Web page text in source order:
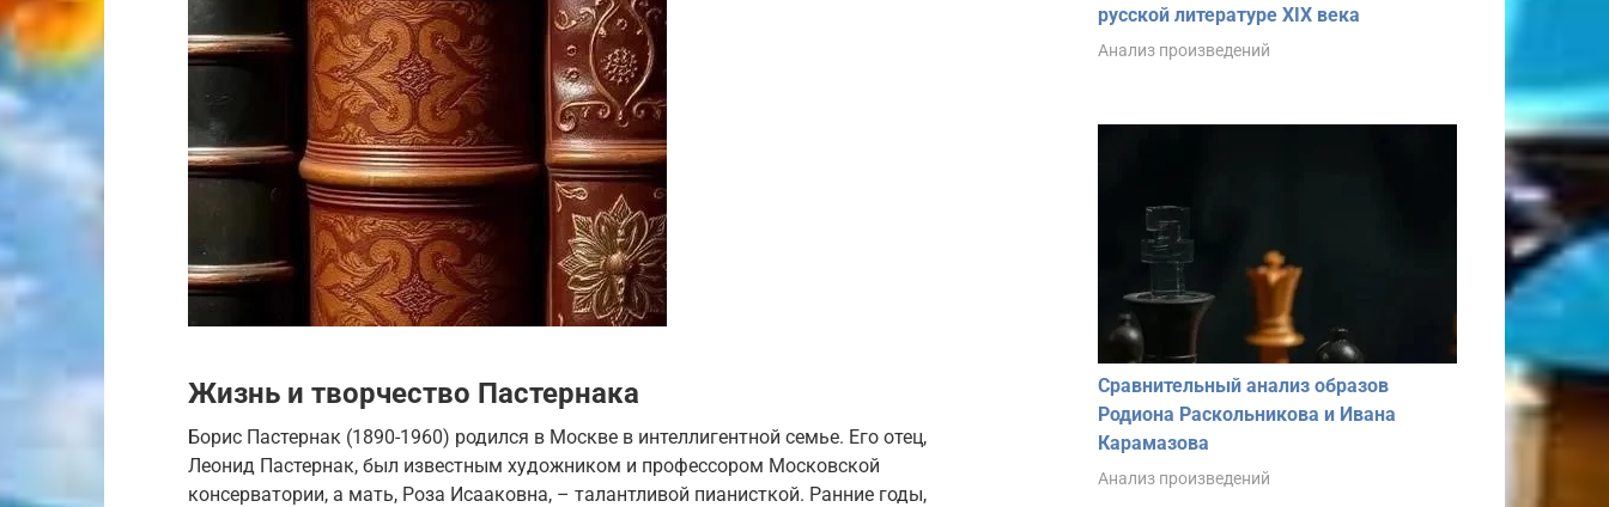
Жизнь и творчество Пастернака
Борис Пастернак (1890-1960) родился в Москве в интеллигентной семье. Его отец,
Леонид Пастернак, был известным художником и профессором Московской
консерватории, а мать, Роза Исааковна, – талантливой пианисткой. Ранние годы,
русской литературе XIX века
Анализ произведений
Сравнительный анализ образов
Родиона Раскольникова и Ивана
Карамазова
Анализ произведений